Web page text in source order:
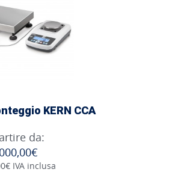
KERN CCA
da:
IVA inclusa